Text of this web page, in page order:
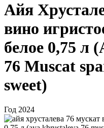
Айя
вино
белое 0,75 л
76 Muscat
sweet)
Год 2024